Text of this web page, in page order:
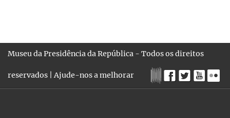
Museu da Presidência da República - Todos os direitos
reservados |Ajude-nos a melhorar